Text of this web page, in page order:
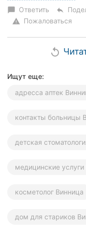
chat_bubble Ответить reply
warning Пожаловаться
replay
Ищут еще:
адресса аптек
контакты больницы
детская
медицинские
косметолог Винница
дом для стариков